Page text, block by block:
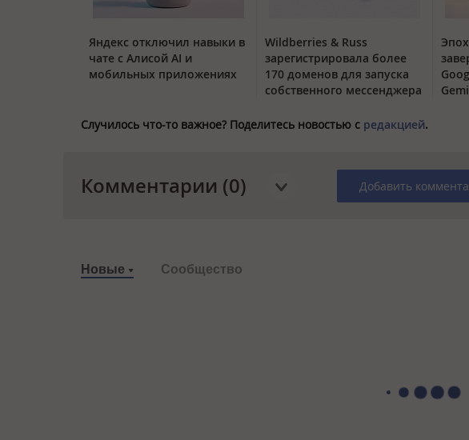
Яндекс отключил навыки в
чате с Алисой AI и
мобильных приложениях
Wildberries & Russ
зарегистрировала более
170 доменов для запуска
собственного мессенджера
Случилось что-то важное? Поделитесь новостью с редакцией.
Комментарии (0) Добавить
Новые Сообщество